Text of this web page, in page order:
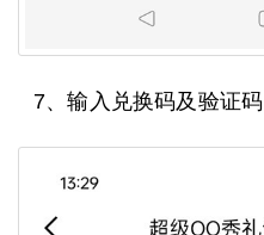
7、输入兑换码及验证码